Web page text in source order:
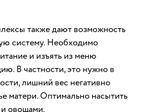
также дают возможность
систему. Необходимо
и изъять из меню
В частности, это нужно в
лишний вес негативно
матери. Оптимально насытить
овощами.